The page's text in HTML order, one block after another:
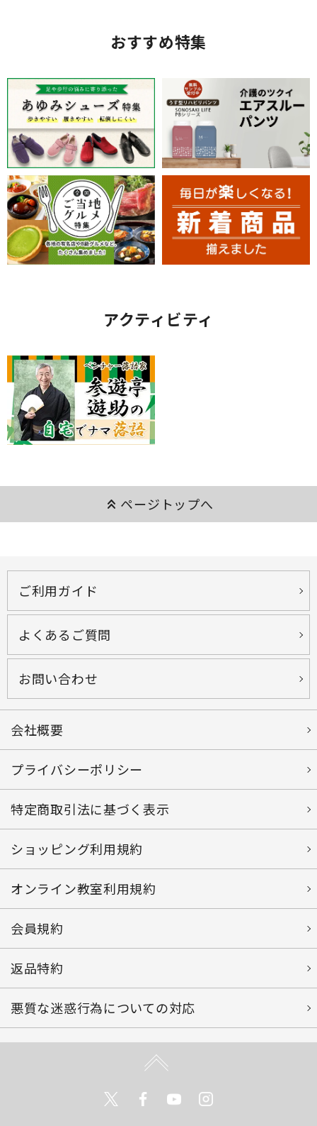
おすすめ特集
アクティビティ
keyboard_double_arrow_up ページトップへ
ご利用ガイド
よくあるご質問
お問い合わせ
会社概要
プライバシーポリシー
特定商取引法に基づく表示
ショッピング利用規約
オンライン教室利用規約
会員規約
返品特約
悪質な迷惑行為についての対応
TwitterFacebookYoutube